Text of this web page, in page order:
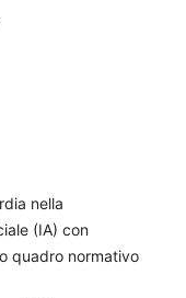
nella
(IA) con
quadro normativo